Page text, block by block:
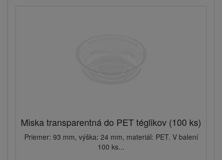
Miska transparentná do PET téglikov (100 ks)
Priemer: 93 mm, výška: 24 mm, materiál: PET. V balení
100 ks...